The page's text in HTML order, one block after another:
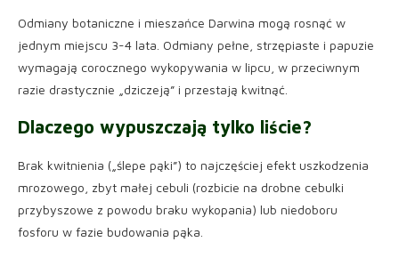
Odmiany botaniczne i mieszańce Darwina mogą rosnąć w
jednym miejscu 3-4 lata. Odmiany pełne, strzępiaste i papuzie
wymagają corocznego wykopywania w lipcu, w przeciwnym
razie drastycznie „dziczeją” i przestają kwitnąć.
Dlaczego wypuszczają tylko liście?
Brak kwitnienia („ślepe pąki”) to najczęściej efekt uszkodzenia
mrozowego, zbyt małej cebuli (rozbicie na drobne cebulki
przybyszowe z powodu braku wykopania) lub niedoboru
fosforu w fazie budowania pąka.